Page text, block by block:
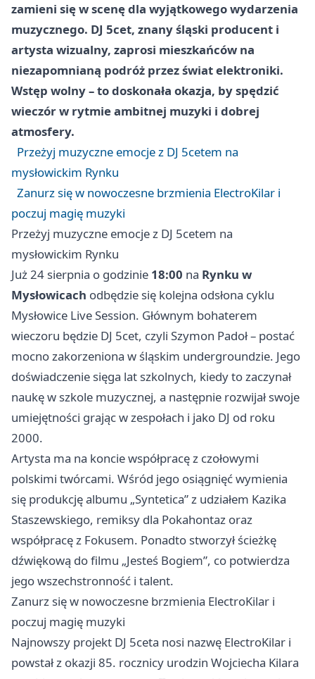
zamieni się w scenę dla wyjątkowego wydarzenia
muzycznego. DJ 5cet, znany śląski producent i
artysta wizualny, zaprosi mieszkańców na
niezapomnianą podróż przez świat elektroniki.
Wstęp wolny – to doskonała okazja, by spędzić
wieczór w rytmie ambitnej muzyki i dobrej
atmosfery.
Przeżyj muzyczne emocje z DJ 5cetem na
mysłowickim Rynku
Zanurz się w nowoczesne brzmienia ElectroKilar i
poczuj magię muzyki
Przeżyj muzyczne emocje z DJ 5cetem na
mysłowickim Rynku
Już 24 sierpnia o godzinie 18:00 na Rynku w
Mysłowicach odbędzie się kolejna odsłona cyklu
Mysłowice Live Session. Głównym bohaterem
wieczoru będzie DJ 5cet, czyli Szymon Padoł – postać
mocno zakorzeniona w śląskim undergroundzie. Jego
doświadczenie sięga lat szkolnych, kiedy to zaczynał
naukę w szkole muzycznej, a następnie rozwijał swoje
umiejętności grając w zespołach i jako DJ od roku
2000.
Artysta ma na koncie współpracę z czołowymi
polskimi twórcami. Wśród jego osiągnięć wymienia
się produkcję albumu „Syntetica” z udziałem Kazika
Staszewskiego, remiksy dla Pokahontaz oraz
współpracę z Fokusem. Ponadto stworzył ścieżkę
dźwiękową do filmu „Jesteś Bogiem”, co potwierdza
jego wszechstronność i talent.
Zanurz się w nowoczesne brzmienia ElectroKilar i
poczuj magię muzyki
Najnowszy projekt DJ 5ceta nosi nazwę ElectroKilar i
powstał z okazji 85. rocznicy urodzin Wojciecha Kilara